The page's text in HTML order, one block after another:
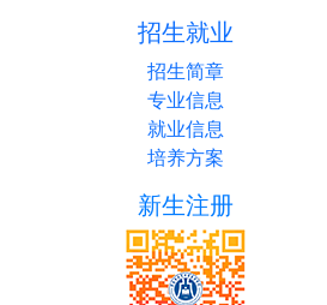
招生就业
招生简章
专业信息
就业信息
培养方案
新生注册